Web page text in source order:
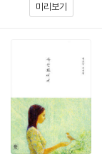
미리보기